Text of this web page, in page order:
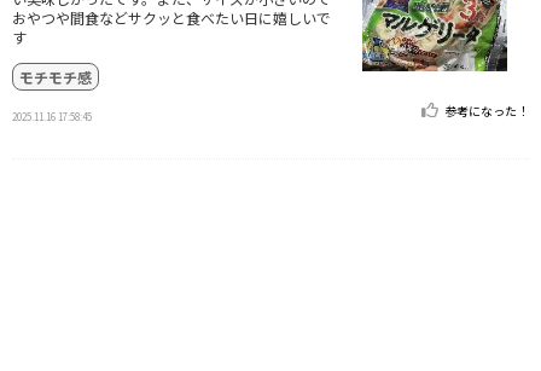
おやつや間食などサクッと食べたい日に嬉しいで
す
モチモチ感
2025.11.16 17:58:45 参考になった！